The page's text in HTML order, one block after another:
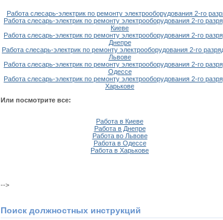
Работа слесарь-электрик по ремонту электрооборудования 2-го
Работа слесарь-электрик по ремонту электрооборудования 2-го
Киеве
Работа слесарь-электрик по ремонту электрооборудования 2-го
Днепре
Работа слесарь-электрик по ремонту электрооборудования 2-го
Львове
Работа слесарь-электрик по ремонту электрооборудования 2-го
Одессе
Работа слесарь-электрик по ремонту электрооборудования 2-го
Харькове
Или посмотрите все:
Работа в Киеве
Работа в Днепре
Работа во Львове
Работа в Одессе
Работа в Харькове
-->
Поиск должностных инструкций